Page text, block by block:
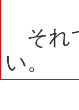
それ
い。